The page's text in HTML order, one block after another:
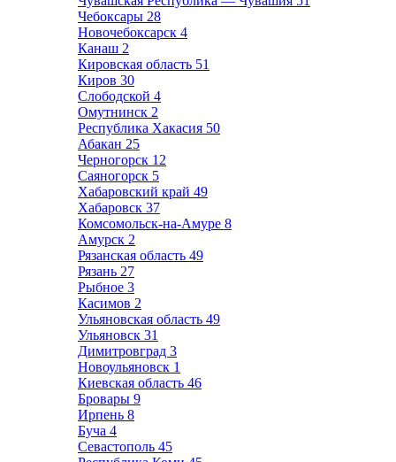
Чебоксары 28
Новочебоксарск 4
Канаш 2
Кировская область 51
Киров 30
Слободской 4
Омутнинск 2
Республика Хакасия 50
Абакан 25
Черногорск 12
Саяногорск 5
Хабаровский край 49
Хабаровск 37
Комсомольск-на-Амуре 8
Амурск 2
Рязанская область 49
Рязань 27
Рыбное 3
Касимов 2
Ульяновская область 49
Ульяновск 31
Димитровград 3
Новоульяновск 1
Киевская область 46
Бровары 9
Ирпень 8
Буча 4
Севастополь 45